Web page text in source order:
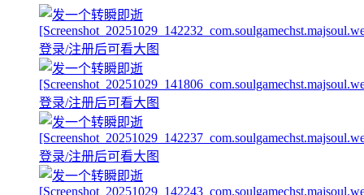
登录/注册后可看大图
登录/注册后可看大图
登录/注册后可看大图